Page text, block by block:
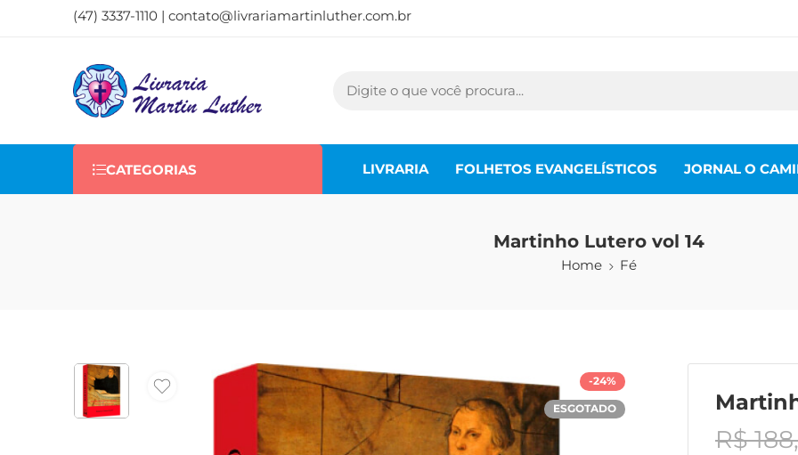
(47) 3337-1110 | contato@livrariamartinluther.com.br
CATEGORIAS LIVRARIA FOLHETOS EVANGELÍSTICOS JORNAL O
Martinho Lutero vol 14
Home Fé
-24%
ESGOTADO
R$